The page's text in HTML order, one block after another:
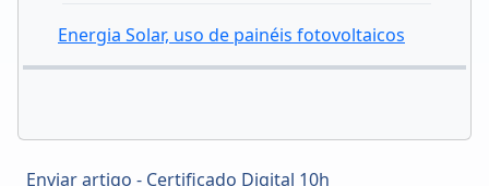
Energia Solar, uso de painéis fotovoltaicos
Enviar artigo - Certificado Digital 10h